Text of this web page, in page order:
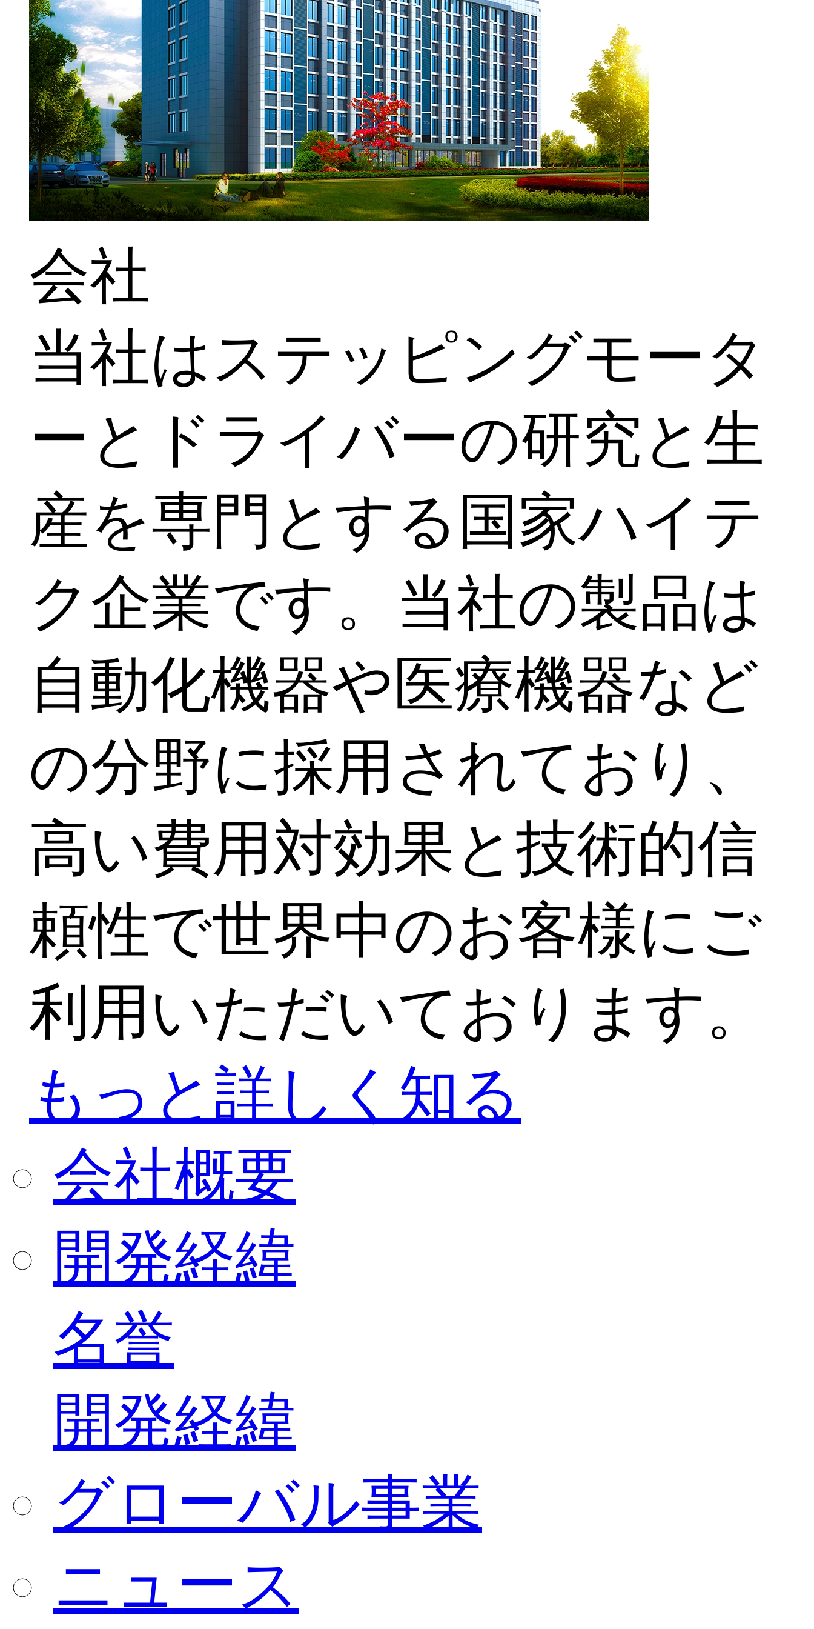
会社
当社はステッピングモータ
ーとドライバーの研究と生
産を専門とする国家ハイテ
ク企業です。当社の製品は
自動化機器や医療機器など
の分野に採用されており、
高い費用対効果と技術的信
頼性で世界中のお客様にご
利用いただいております。
もっと詳しく知る
会社概要
開発経緯
名誉
開発経緯
グローバル事業
ニュース